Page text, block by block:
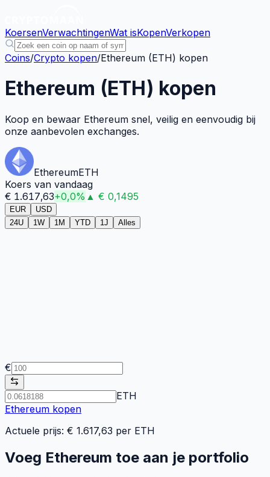
KoersenVerwachtingenWat isKopenVerkopen
Coins/Crypto kopen/Ethereum (ETH) kopen
Ethereum (ETH) kopen
Koop en bewaar Ethereum snel, veilig en eenvoudig bij
onze aanbevolen exchanges.
EthereumETH
Koers van vandaag
€ 1.617,63+0,0% ▲ € 0,1495
EUR
USD
24U
1W 1M YTD 1J Alles
€
ETH
Ethereum kopen
Actuele prijs: € 1.617,63 per ETH
Voeg Ethereum toe aan je portfolio